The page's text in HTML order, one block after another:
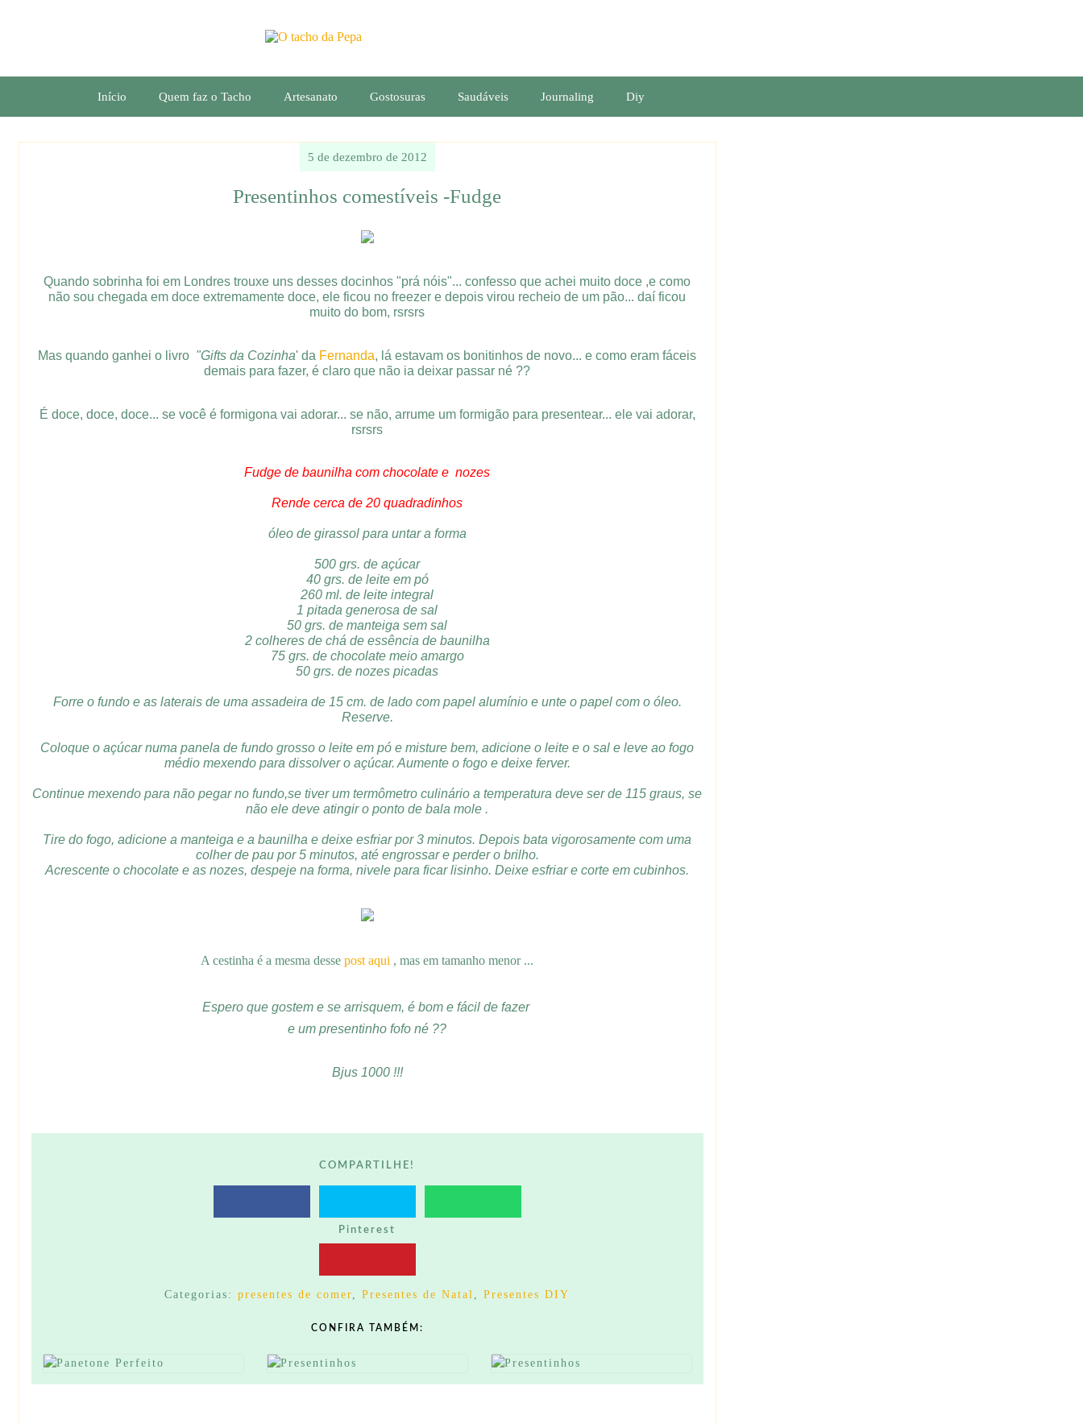
Início Quem faz o Tacho Artesanato Gostosuras Saudáveis Journaling Diy
5 de dezembro de 2012
Presentinhos comestíveis -Fudge
Quando sobrinha foi em Londres trouxe uns desses docinhos "prá nóis"... confesso que achei muito doce ,e como
não sou chegada em doce extremamente doce, ele ficou no freezer e depois virou recheio de um pão... daí ficou
muito do bom, rsrsrs
Mas quando ganhei o livro "Gifts da Cozinha' da Fernanda, lá estavam os bonitinhos de novo... e como eram fáceis
demais para fazer, é claro que não ia deixar passar né ??
É doce, doce, doce... se você é formigona vai adorar... se não, arrume um formigão para presentear... ele vai adorar,
rsrsrs
Fudge de baunilha com chocolate e nozes
Rende cerca de 20 quadradinhos
óleo de girassol para untar a forma
500 grs. de açúcar
40 grs. de leite em pó
260 ml. de leite integral
1 pitada generosa de sal
50 grs. de manteiga sem sal
2 colheres de chá de essência de baunilha
75 grs. de chocolate meio amargo
50 grs. de nozes picadas
Forre o fundo e as laterais de uma assadeira de 15 cm. de lado com papel alumínio e unte o papel com o óleo.
Reserve.
Coloque o açúcar numa panela de fundo grosso o leite em pó e misture bem, adicione o leite e o sal e leve ao fogo
médio mexendo para dissolver o açúcar. Aumente o fogo e deixe ferver.
Continue mexendo para não pegar no fundo,se tiver um termômetro culinário a temperatura deve ser de 115 graus, se
não ele deve atingir o ponto de bala mole .
Tire do fogo, adicione a manteiga e a baunilha e deixe esfriar por 3 minutos. Depois bata vigorosamente com uma
colher de pau por 5 minutos, até engrossar e perder o brilho.
Acrescente o chocolate e as nozes, despeje na forma, nivele para ficar lisinho. Deixe esfriar e corte em cubinhos.
A cestinha é a mesma dessepost aqui , mas em tamanho menor ...
Espero que gostem e se arrisquem, é bom e fácil de fazer
e um presentinho fofo né ??
Bjus 1000 !!!
COMPARTILHE!
Pinterest
Categorias:presentes de comer,Presentes de Natal ,Presentes DIY
CONFIRA TAMBÉM: